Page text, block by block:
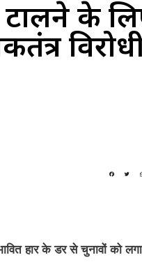
के लिए
हार के डर से चुनावों को